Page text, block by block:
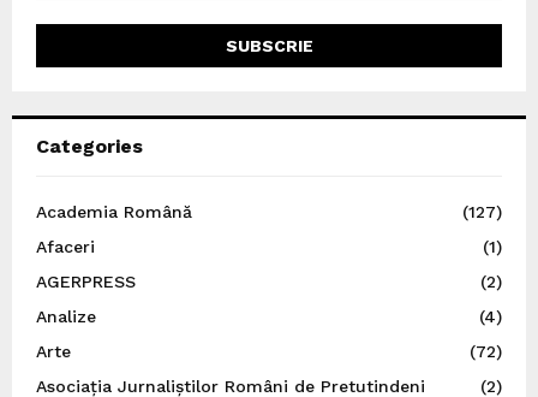
Categories
Academia Română
(127)
Afaceri
(1)
AGERPRESS
(2)
Analize
(4)
Arte
(72)
Asociația Jurnaliștilor Români de Pretutindeni
(2)